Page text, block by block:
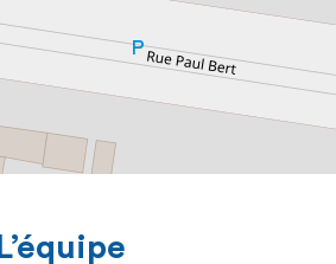
L’équipe